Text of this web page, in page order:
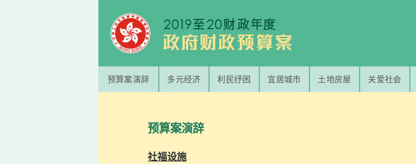
预算案演辞 多元经济 利民纾困 宜居城市 土地房屋 关爱社会
预算案演辞
社福设施